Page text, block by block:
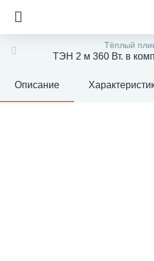
Тёплый
ТЭН 2 м 360 Вт. в
Описание